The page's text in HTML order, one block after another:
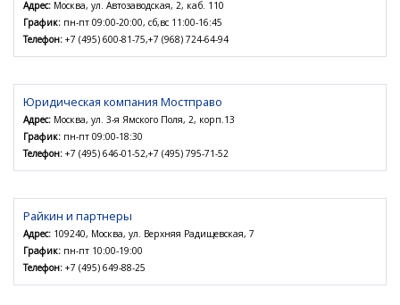
Адрес: Москва, ул. Автозаводская, 2, каб. 110
График: пн-пт 09:00-20:00, сб,вс 11:00-16:45
Телефон: +7 (495) 600-81-75,+7 (968) 724-64-94
Юридическая компания Мостправо
Адрес: Москва, ул. 3-я Ямского Поля, 2, корп.13
График: пн-пт 09:00-18:30
Телефон: +7 (495) 646-01-52,+7 (495) 795-71-52
Райкин и партнеры
Адрес: 109240, Москва, ул. Верхняя Радищевская, 7
График: пн-пт 10:00-19:00
Телефон: +7 (495) 649-88-25